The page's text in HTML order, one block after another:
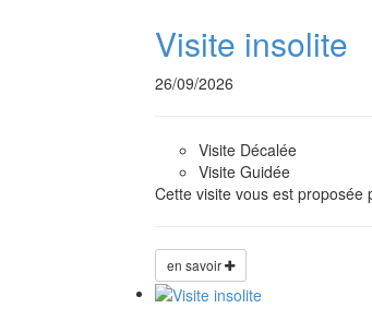
Visite insolite
26/09/2026
Visite Décalée
Visite Guidée
Cette visite vous est proposée
en savoir